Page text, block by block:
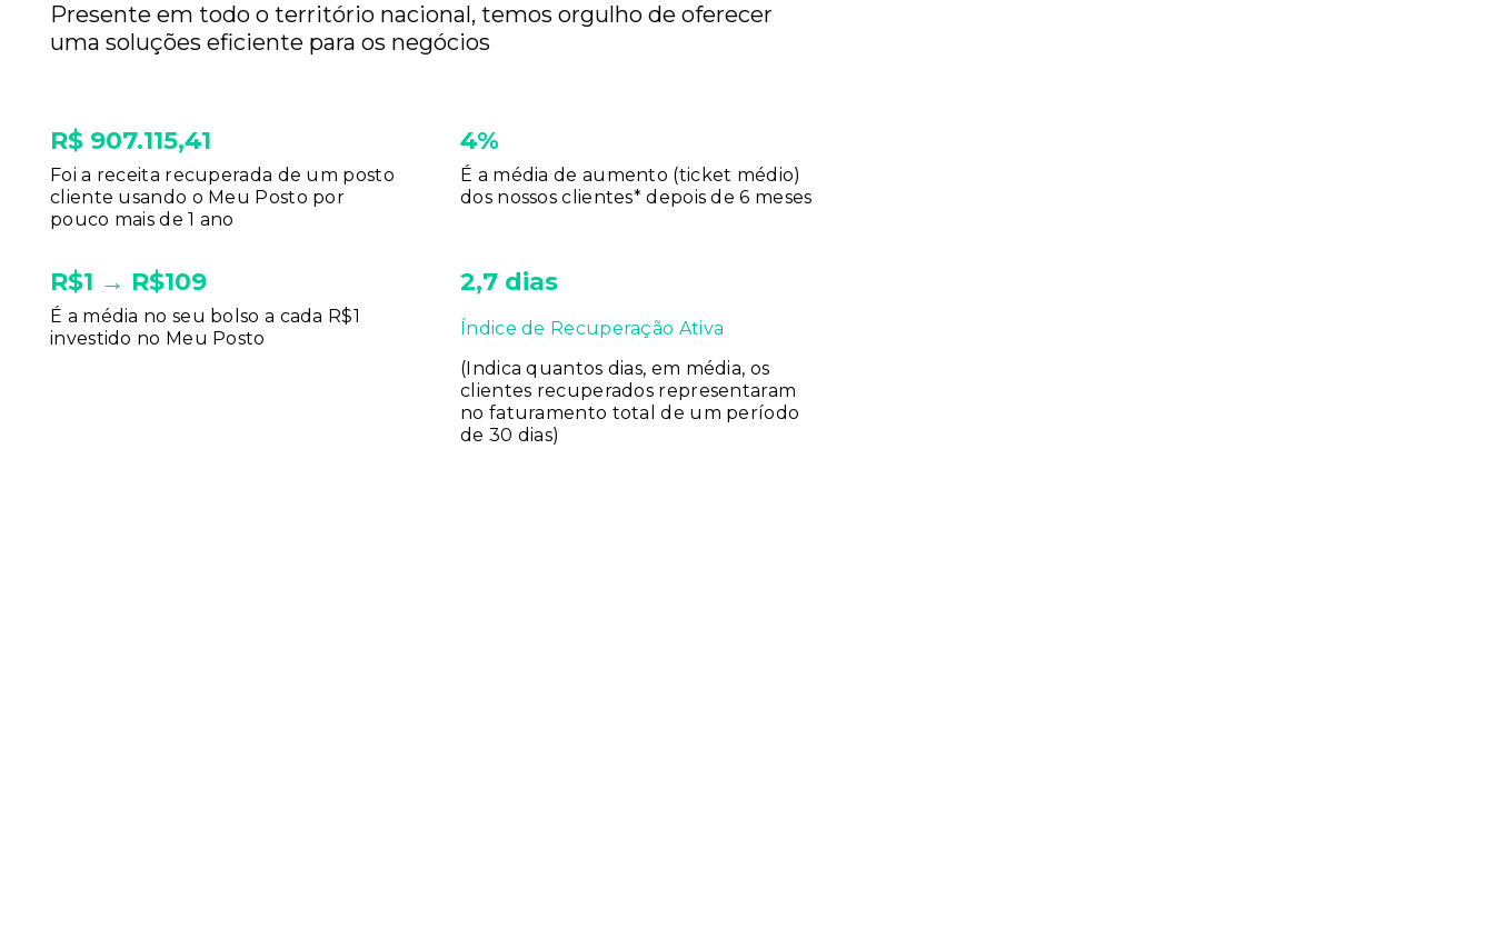
Presente em todo o território nacional, temos orgulho de oferecer
uma soluções eficiente para os negócios
R$ 907.115,41
Foi a receita recuperada de um posto
cliente usando o Meu Posto por
pouco mais de 1 ano
4%
É a média de aumento (ticket médio)
dos nossos clientes* depois de 6 meses
R$1 → R$109
É a média no seu bolso a cada R$1
investido no Meu Posto
2,7 dias
Índice de Recuperação Ativa
(Indica quantos dias, em média, os
clientes recuperados representaram
no faturamento total de um período
de 30 dias)